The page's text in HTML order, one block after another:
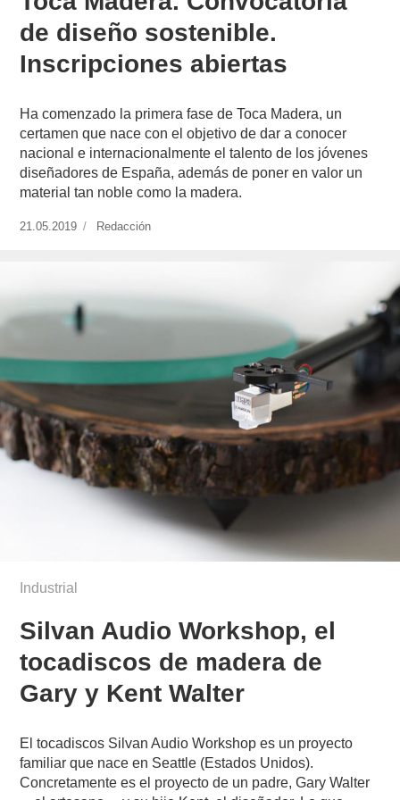
de diseño sostenible.
Inscripciones abiertas
Ha comenzado la primera fase de Toca Madera, un
certamen que nace con el objetivo de dar a conocer
nacional e internacionalmente el talento de los jóvenes
diseñadores de España, además de poner en valor un
material tan noble como la madera.
Publicado
21.05.2019 https://www.experimenta.es/author/redaccion/
Redacción
Industrial
Silvan Audio Workshop, el
tocadiscos de madera de
Gary y Kent Walter
El tocadiscos Silvan Audio Workshop es un proyecto
familiar que nace en Seattle (Estados Unidos).
Concretamente es el proyecto de un padre, Gary Walter